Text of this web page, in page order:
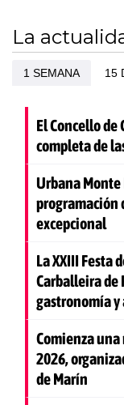
La
1 SEMANA 15
El Concello
completa de
Urbana
programación
excepcional
La XXIII Festa
Carballeira de
gastronomía y
Comienza
2026,
de Marín